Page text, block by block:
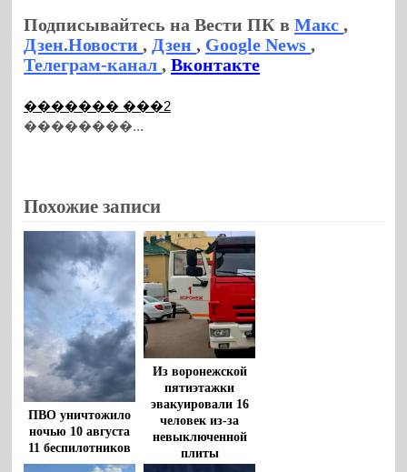
Подписывайтесь на Вести ПК вМакс,
Дзен.Новости, Дзен, Google News,
Телеграм-канал,Вконтакте
������� ���2
��������...
Похожие записи
ПВО уничтожило
ночью 10 августа
11 беспилотников
в Воронежской
Из воронежской
пятиэтажки
эвакуировали 16
человек из-за
невыключенной
плиты